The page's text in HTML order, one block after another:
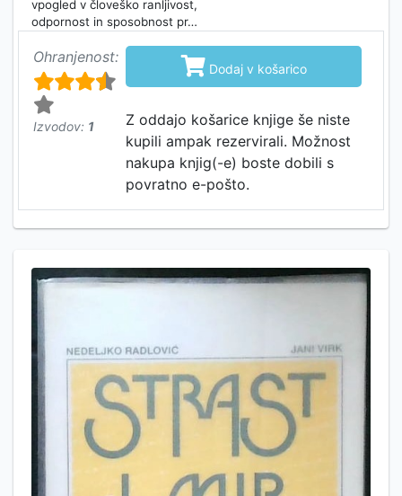
vpogled v človeško ranljivost,
odpornost in sposobnost pr…
Ohranjenost:
Izvodov: 1
 Dodaj v košarico
Z oddajo košarice knjige še niste
kupili ampak rezervirali. Možnost
nakupa knjig(-e) boste dobili s
povratno e-pošto.